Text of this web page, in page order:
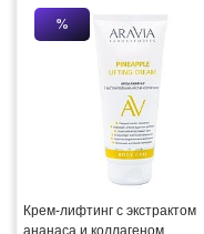
%
Крем-лифтинг с экстрактом
ананаса и коллагеном